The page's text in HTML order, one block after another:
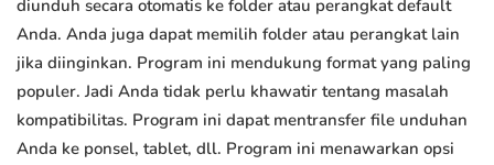
diunduh secara otomatis ke folder atau perangkat default
Anda. Anda juga dapat memilih folder atau perangkat lain
jika diinginkan. Program ini mendukung format yang paling
populer. Jadi Anda tidak perlu khawatir tentang masalah
kompatibilitas. Program ini dapat mentransfer file unduhan
Anda ke ponsel, tablet, dll. Program ini menawarkan opsi